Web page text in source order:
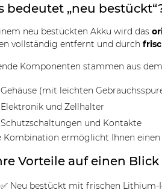
bedeutet „neu
neu bestückten Akku wird das
vollständig entfernt und durch
Komponenten stammen aus
Gehäuse (mit leichten
Elektronik und Zellhalter
Schutzschaltungen und Kontakte
Kombination ermöglicht Ihnen
Vorteile auf einen Blick
✅ Neu bestückt mit frischen